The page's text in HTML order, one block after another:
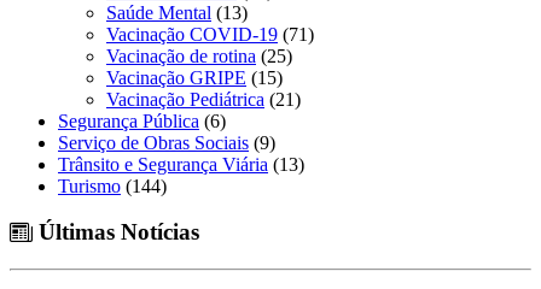
Saúde Mental (13)
Vacinação COVID-19 (71)
Vacinação de rotina (25)
Vacinação GRIPE (15)
Vacinação Pediátrica (21)
Segurança Pública (6)
Serviço de Obras Sociais (9)
Trânsito e Segurança Viária (13)
Turismo (144)
Últimas Notícias